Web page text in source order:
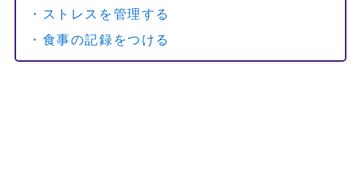
・ストレスを管理する
・食事の記録をつける